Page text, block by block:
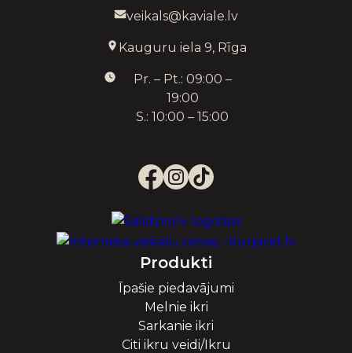
veikals@kaviale.lv
Kauguru iela 9, Rīga
Pr. – Pt.: 09:00 –
19:00
S.: 10:00 – 15:00
Produkti
Īpašie piedavājumi
Melnie ikri
Sarkanie ikri
Citi ikru veidi/Ikru